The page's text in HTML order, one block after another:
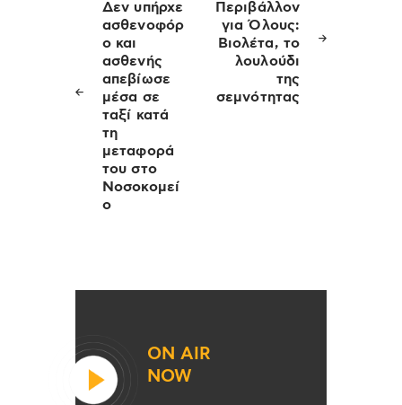
άρθρων
Δεν υπήρχε
ασθενοφόρ
ο και
ασθενής
απεβίωσε
μέσα σε
ταξί κατά
τη
μεταφορά
του στο
Νοσοκομεί
ο
Περιβάλλον
για Όλους:
Βιολέτα, το
λουλούδι
της
σεμνότητας
ON AIR
NOW